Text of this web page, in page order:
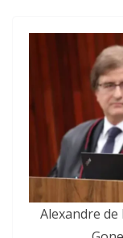
Alexandre